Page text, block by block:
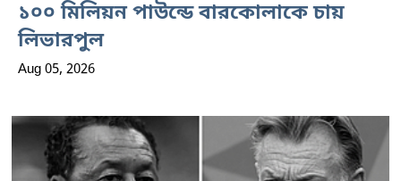
১০০ মিলিয়ন পাউন্ডে বারকোলাকে চায়
লিভারপুল
Aug 05, 2026